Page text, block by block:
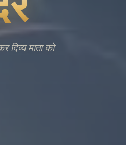
हिंदू पूजा
को आकर्षित
के